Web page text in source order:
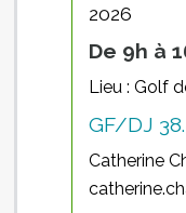
2026
De 9h à
Lieu : Golf
GF/DJ
Catherine